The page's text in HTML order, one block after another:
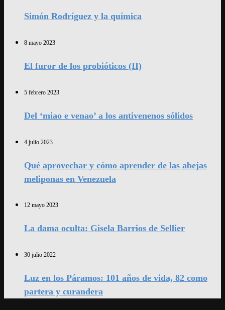
Simón Rodríguez y la química
8 mayo 2023
El furor de los probióticos (II)
5 febrero 2023
Del ‘miao e venao’ a los antivenenos sólidos
4 julio 2023
Qué aprovechar y cómo aprender de las abejas
meliponas en Venezuela
12 mayo 2023
La dama oculta: Gisela Barrios de Sellier
30 julio 2022
Luz en los Páramos: 101 años de vida, 82 como
partera y curandera